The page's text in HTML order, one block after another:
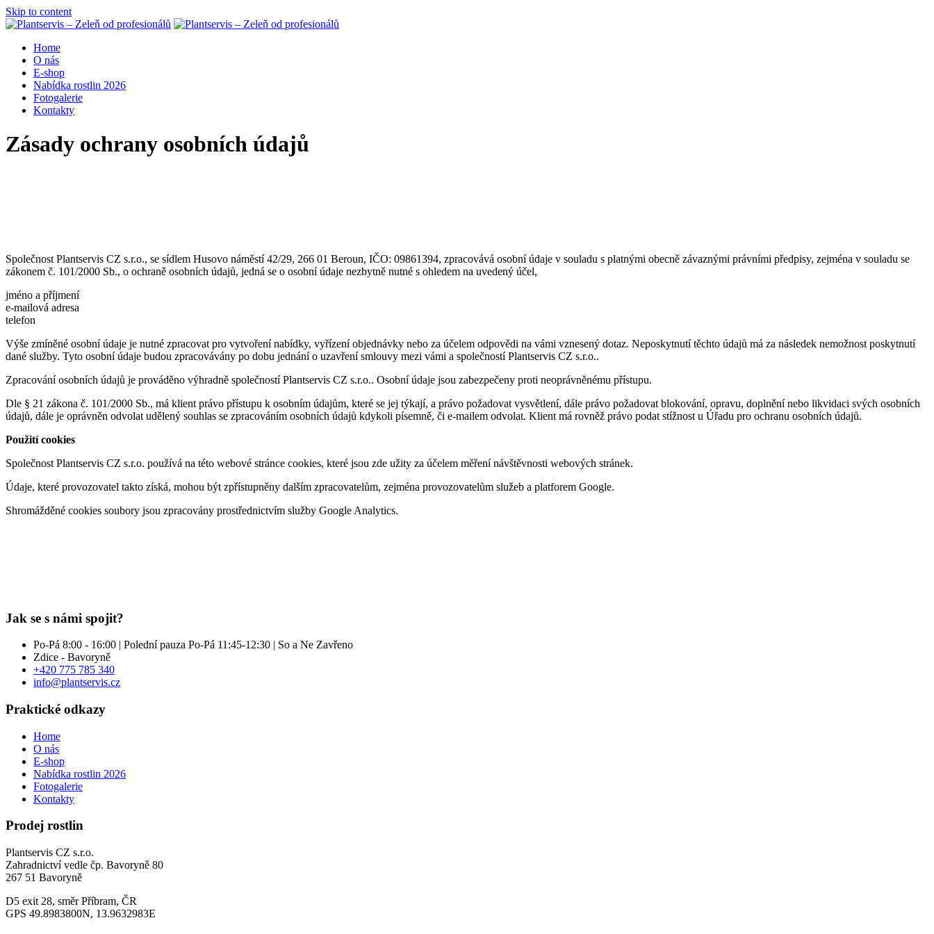
Skip to content
Home
O nás
E-shop
Nabídka rostlin 2026
Fotogalerie
Kontakty
Zásady ochrany osobních údajů
Společnost Plantservis CZ s.r.o., se sídlem Husovo náměstí 42/29, 266 01 Beroun, IČO: 09861394, zpracovává osobní údaje v souladu s platnými obecně závaznými právními předpisy, zejména v souladu se
zákonem č. 101/2000 Sb., o ochraně osobních údajů, jedná se o osobní údaje nezbytně nutné s ohledem na uvedený účel,
jméno a příjmení
e-mailová adresa
telefon
Výše zmíněné osobní údaje je nutné zpracovat pro vytvoření nabídky, vyřízení objednávky nebo za účelem odpovědi na vámi vznesený dotaz. Neposkytnutí těchto údajů má za následek nemožnost poskytnutí
dané služby. Tyto osobní údaje budou zpracovávány po dobu jednání o uzavření smlouvy mezi vámi a společností Plantservis CZ s.r.o..
Zpracování osobních údajů je prováděno výhradně společností Plantservis CZ s.r.o.. Osobní údaje jsou zabezpečeny proti neoprávněnému přístupu.
Dle § 21 zákona č. 101/2000 Sb., má klient právo přístupu k osobním údajům, které se jej týkají, a právo požadovat vysvětlení, dále právo požadovat blokování, opravu, doplnění nebo likvidaci svých osobních
údajů, dále je oprávněn odvolat udělený souhlas se zpracováním osobních údajů kdykoli písemně, či e-mailem odvolat. Klient má rovněž právo podat stížnost u Úřadu pro ochranu osobních údajů.
Použití cookies
Společnost Plantservis CZ s.r.o. používá na této webové stránce cookies, které jsou zde užity za účelem měření návštěvnosti webových stránek.
Údaje, které provozovatel takto získá, mohou být zpřístupněny dalším zpracovatelům, zejména provozovatelům služeb a platforem Google.
Shromážděné cookies soubory jsou zpracovány prostřednictvím služby Google Analytics.
Jak se s námi spojit?
Po-Pá 8:00 - 16:00 | Polední pauza Po-Pá 11:45-12:30 | So a Ne Zavřeno
Zdice - Bavoryně
+420 775 785 340
info@plantservis.cz
Praktické odkazy
Home
O nás
E-shop
Nabídka rostlin 2026
Fotogalerie
Kontakty
Prodej rostlin
Plantservis CZ s.r.o.
Zahradnictví vedle čp. Bavoryně 80
267 51 Bavoryně
D5 exit 28, směr Příbram, ČR
GPS 49.8983800N, 13.9632983E